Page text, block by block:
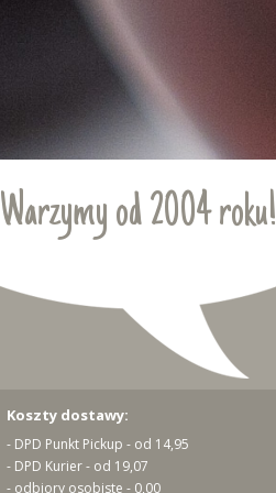
Warzymy od 2004 roku!
Koszty dostawy:
- DPD Punkt Pickup - od 14,95
- DPD Kurier - od 19,07
- odbiory osobiste - 0,00